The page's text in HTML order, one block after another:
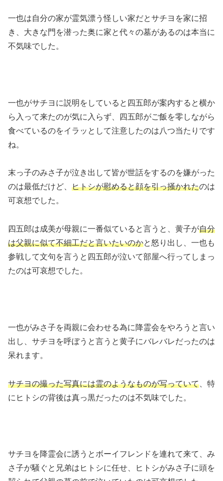
一也は自分の家が霊気漂う怪しい家だとサチヨを家に招
き、大きな門を潜った奥に家と代々の墓があるのは本当に
不気味でした。
一也がサチヨに説明をしていると四五郎が案内すると横か
ら入って来たのが気に入らず、四五郎がご飯を零しながら
食べているのをイラッとして注意したのは八つ当たりです
ね。
末っ子のみさ子が泣き出して皆が世話をするのを嫌がった
のは最低だけど、 ヒトシが慰めると顔を引っ掻かれたのは
可哀想でした。
四五郎は成美が母親に一番似ていると言うと、黄子が自分
は父親に似て不細工だと言いたいのかと怒り出し、一也も
参戦して文句を言うと四五郎が泣いて部屋へ行ってしまっ
たのは可哀想でした。
一也がみさ子を両親に会わせる為に降霊会をやろうと言い
出し、サチヨを呼ぼうと言うと黄子にバレバレだったのは
呆れます。
サチヨの撮った写真には霊のようなものが写っていて 、特
にヒトシの背後は真っ黒だったのは不気味でした。
サチヨを降霊会に誘うとボーイフレンドを連れて来て、み
さ子が騒ぐと兄弟はヒトシに任せ、ヒトシがみさ子に頭を